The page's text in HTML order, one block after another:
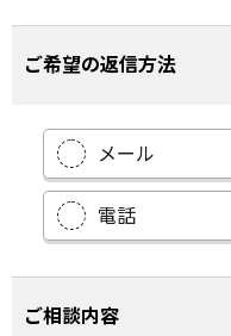
ご希望の返信方法
メール
電話
ご相談内容